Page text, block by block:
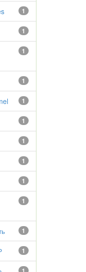
1
1
1
1
1
1
1
1
1
1
1
1